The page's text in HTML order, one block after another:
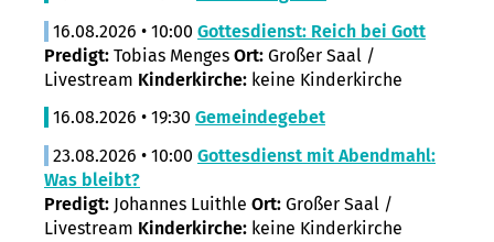
16.08.2026 • 10:00 Gottesdienst: Reich bei Gott
Predigt: Tobias Menges Ort: Großer Saal /
Livestream Kinderkirche: keine Kinderkirche
16.08.2026 • 19:30 Gemeindegebet
23.08.2026 • 10:00 Gottesdienst mit Abendmahl:
Was bleibt?
Predigt: Johannes Luithle Ort: Großer Saal /
Livestream Kinderkirche: keine Kinderkirche